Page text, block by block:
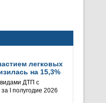
легковых
на 15,3%
ДТП с
I полугодие 2026